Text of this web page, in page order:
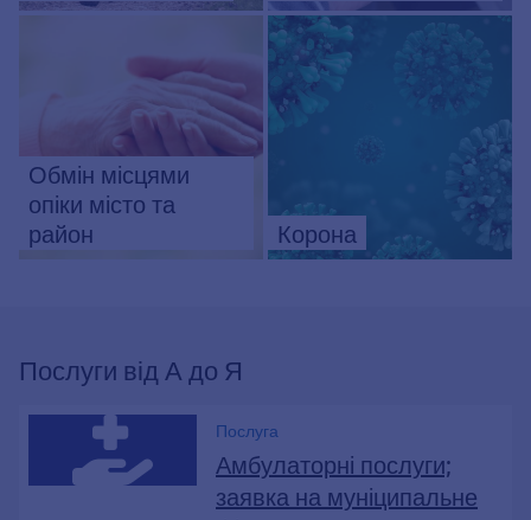
Обмін місцями
опіки місто та
район
Корона
Послуги від А до Я
Послуга
Амбулаторні послуги;
заявка на муніципальне